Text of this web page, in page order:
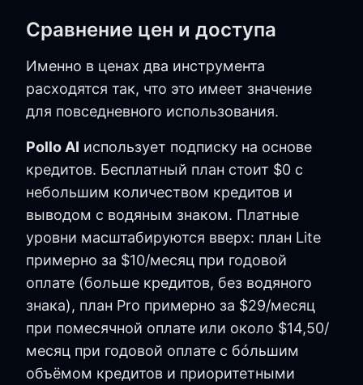
Сравнение цен и доступа
Именно в ценах два инструмента
расходятся так, что это имеет значение
для повседневного использования.
Pollo AI использует подписку на основе
кредитов. Бесплатный план стоит $0 с
небольшим количеством кредитов и
выводом с водяным знаком. Платные
уровни масштабируются вверх: план Lite
примерно за $10/месяц при годовой
оплате (больше кредитов, без водяного
знака), план Pro примерно за $29/месяц
при помесячной оплате или около $14,50/
месяц при годовой оплате с бóльшим
объёмом кредитов и приоритетными